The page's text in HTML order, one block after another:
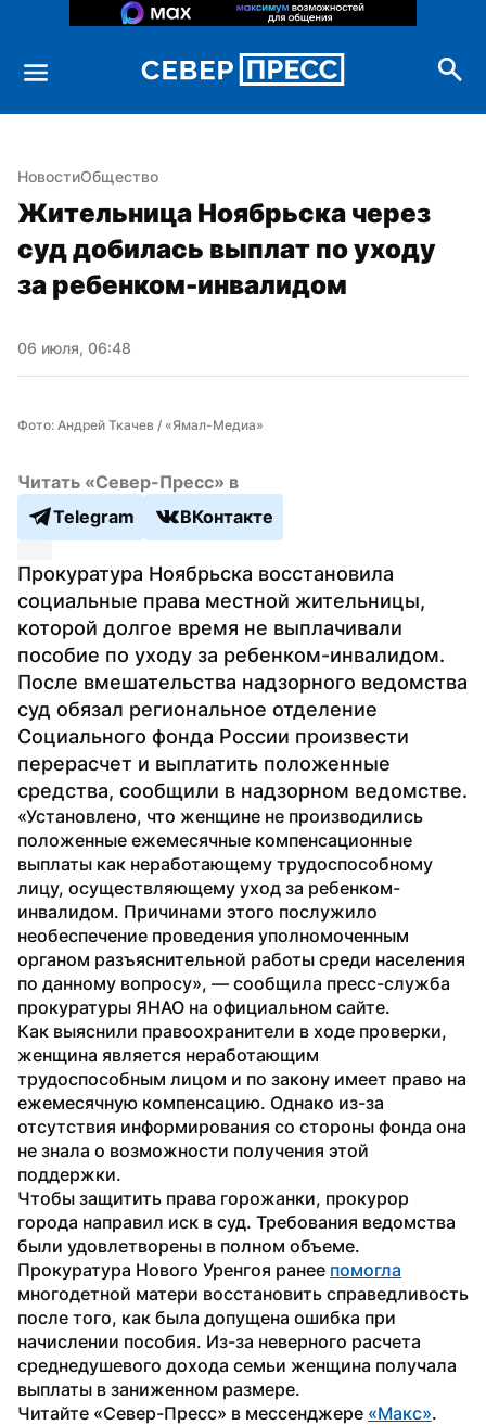
НовостиОбщество
Жительница Ноябрьска через
суд добилась выплат по уходу
за ребенком-инвалидом
06 июля, 06:48
Фото: Андрей Ткачев / «Ямал-Медиа»
Читать «Север-Пресс» в
Telegram
ВКонтакте
Прокуратура Ноябрьска восстановила
социальные права местной жительницы,
которой долгое время не выплачивали
пособие по уходу за ребенком-инвалидом.
После вмешательства надзорного ведомства
суд обязал региональное отделение
Социального фонда России произвести
перерасчет и выплатить положенные
средства, сообщили в надзорном ведомстве.
«Установлено, что женщине не производились
положенные ежемесячные компенсационные
выплаты как неработающему трудоспособному
лицу, осуществляющему уход за ребенком-
инвалидом. Причинами этого послужило
необеспечение проведения уполномоченным
органом разъяснительной работы среди населения
по данному вопросу», — сообщила пресс-служба
прокуратуры ЯНАО на официальном сайте.
Как выяснили правоохранители в ходе проверки,
женщина является неработающим
трудоспособным лицом и по закону имеет право на
ежемесячную компенсацию. Однако из-за
отсутствия информирования со стороны фонда она
не знала о возможности получения этой
поддержки.
Чтобы защитить права горожанки, прокурор
города направил иск в суд. Требования ведомства
были удовлетворены в полном объеме.
Прокуратура Нового Уренгоя ранее помогла
многодетной матери восстановить справедливость
после того, как была допущена ошибка при
начислении пособия. Из-за неверного расчета
среднедушевого дохода семьи женщина получала
выплаты в заниженном размере.
Читайте «Север-Пресс» в мессенджере «Макс».